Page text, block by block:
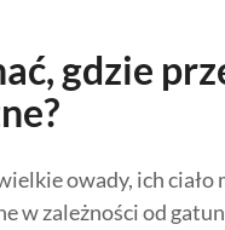
gdzie
owady, ich ciało
w zależności od